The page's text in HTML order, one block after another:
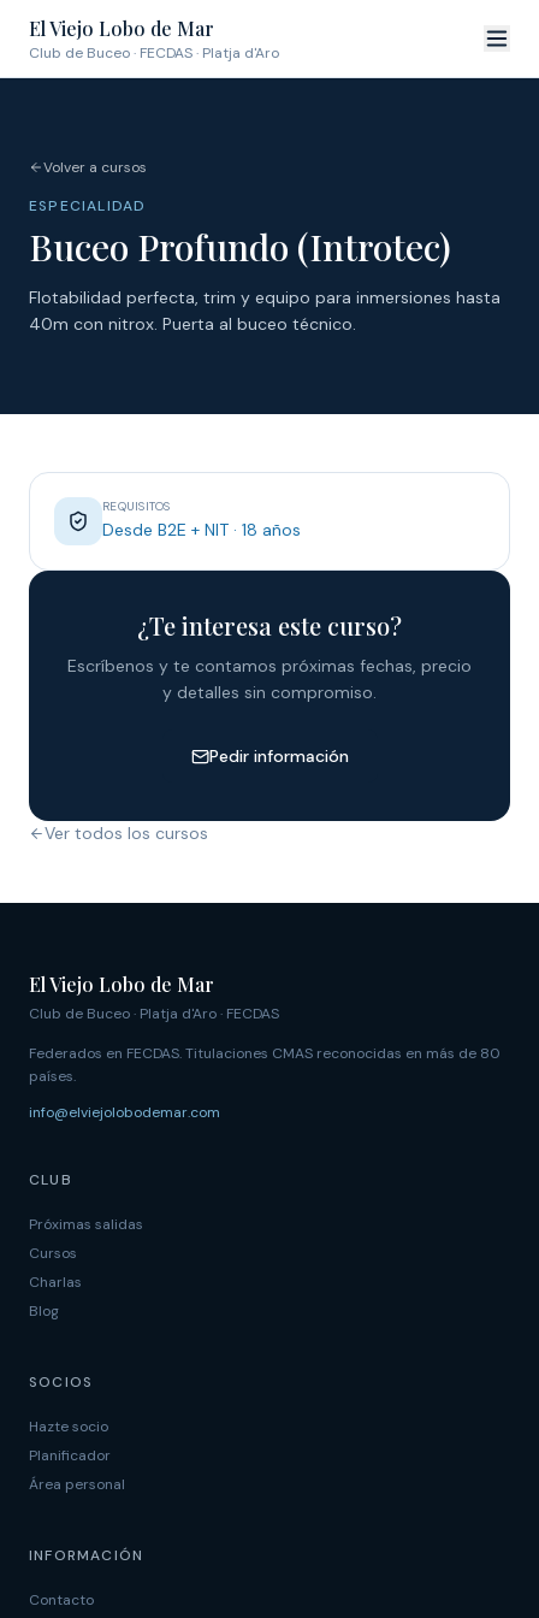
El Viejo Lobo de Mar
Club de Buceo · FECDAS · Platja d'Aro
Volver a cursos
ESPECIALIDAD
Buceo Profundo (Introtec)
Flotabilidad perfecta, trim y equipo para inmersiones hasta
40m con nitrox. Puerta al buceo técnico.
REQUISITOS
Desde B2E + NIT · 18 años
¿Te interesa este curso?
Escríbenos y te contamos próximas fechas, precio
y detalles sin compromiso.
Pedir información
Ver todos los cursos
El Viejo Lobo de Mar
Club de Buceo · Platja d'Aro · FECDAS
Federados en FECDAS. Titulaciones CMAS reconocidas en más de 80
países.
info@elviejolobodemar.com
CLUB
Próximas salidas
Cursos
Charlas
Blog
SOCIOS
Hazte socio
Planificador
Área personal
INFORMACIÓN
Contacto